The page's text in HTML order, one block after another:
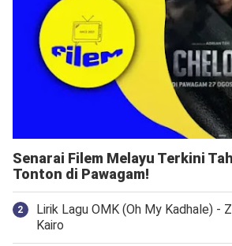
Senarai Filem Melayu Terkini
Tonton di Pawagam!
Lirik Lagu OMK (Oh My Kadhale) -
Kairo